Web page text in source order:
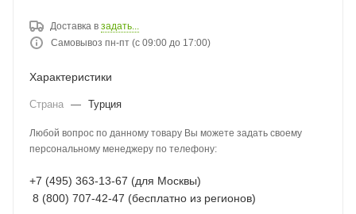
Доставка в задать...
Самовывоз пн-пт (с 09:00 до 17:00)
Характеристики
Страна — Турция
Любой вопрос по данному товару Вы можете задать своему
персональному менеджеру по телефону:
+7 (495) 363-13-67 (для Москвы)
8 (800) 707-42-47 (бесплатно из регионов)